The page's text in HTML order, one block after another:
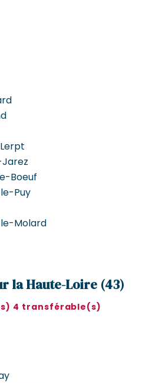
Boeuf
Puy
Molard
la Haute-Loire (43)
4 transférable(s)